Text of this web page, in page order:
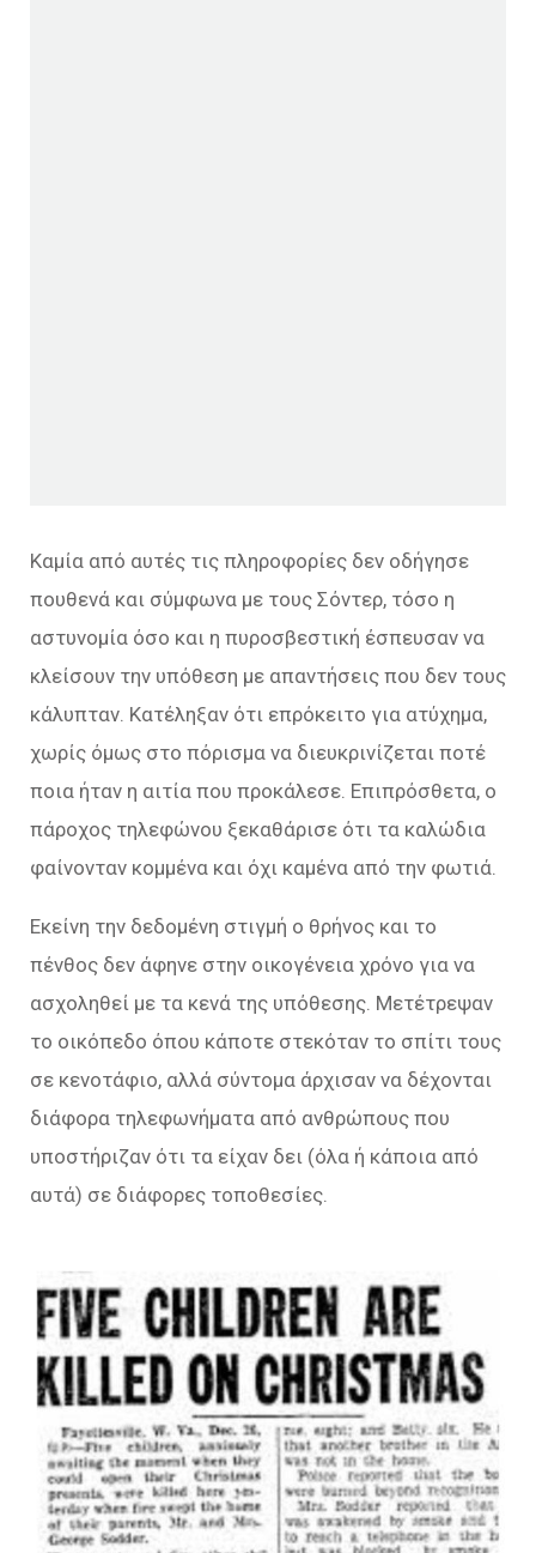
Καμία από αυτές τις πληροφορίες δεν οδήγησε
πουθενά και σύμφωνα με τους Σόντερ, τόσο η
αστυνομία όσο και η πυροσβεστική έσπευσαν να
κλείσουν την υπόθεση με απαντήσεις που δεν τους
κάλυπταν. Κατέληξαν ότι επρόκειτο για ατύχημα,
χωρίς όμως στο πόρισμα να διευκρινίζεται ποτέ
ποια ήταν η αιτία που προκάλεσε. Επιπρόσθετα, ο
πάροχος τηλεφώνου ξεκαθάρισε ότι τα καλώδια
φαίνονταν κομμένα και όχι καμένα από την φωτιά.
Εκείνη την δεδομένη στιγμή ο θρήνος και το
πένθος δεν άφηνε στην οικογένεια χρόνο για να
ασχοληθεί με τα κενά της υπόθεσης. Μετέτρεψαν
το οικόπεδο όπου κάποτε στεκόταν το σπίτι τους
σε κενοτάφιο, αλλά σύντομα άρχισαν να δέχονται
διάφορα τηλεφωνήματα από ανθρώπους που
υποστήριζαν ότι τα είχαν δει (όλα ή κάποια από
αυτά) σε διάφορες τοποθεσίες.